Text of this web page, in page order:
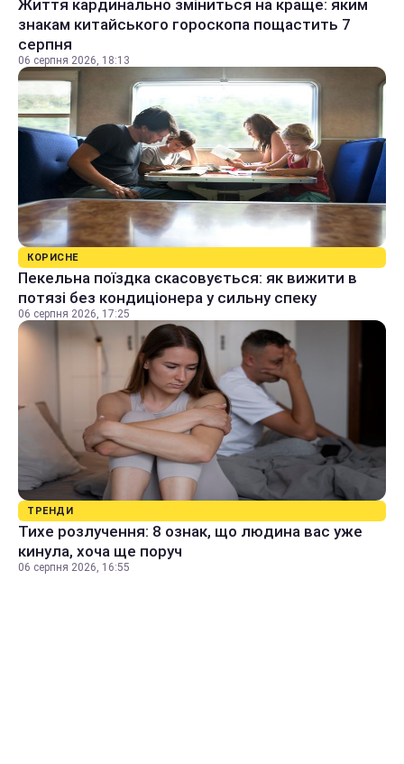
Життя кардинально зміниться на краще: яким
знакам китайського гороскопа пощастить 7
серпня
06 серпня 2026, 18:13
КОРИСНЕ
Пекельна поїздка скасовується: як вижити в
потязі без кондиціонера у сильну спеку
06 серпня 2026, 17:25
ТРЕНДИ
Тихе розлучення: 8 ознак, що людина вас уже
кинула, хоча ще поруч
06 серпня 2026, 16:55